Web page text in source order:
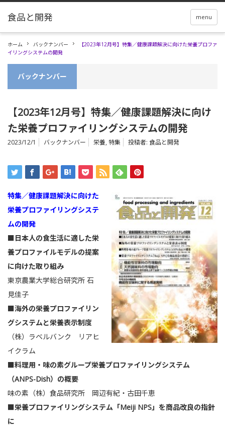
menu
ホーム バックナンバー
【2023年12月号】特集／健康課題解決に向けた栄養プロファ
イリングシステムの開発
バックナンバー
【2023年12月号】特集／健康課題解決に向け
た栄養プロファイリングシステムの開発
2023/12/1 バックナンバー 栄養, 特集 投稿者: 食品と開発
特集／健康課題解決に向けた
栄養プロファイリングシステ
ムの開発
■日本人の食生活に適した栄
養プロファイルモデルの提案
に向けた取り組み
東京農業大学総合研究所 石
見佳子
■海外の栄養プロファイリン
グシステムと栄養表示制度
（株）ラベルバンク リアヒ
イクラム
■料理用・味の素グループ栄養プロファイリングシステム
（ANPS-Dish）の概要
味の素（株）食品研究所 岡辺有紀・古田千恵
■栄養プロファイリングシステム「Meiji NPS」を商品改良の指針
に